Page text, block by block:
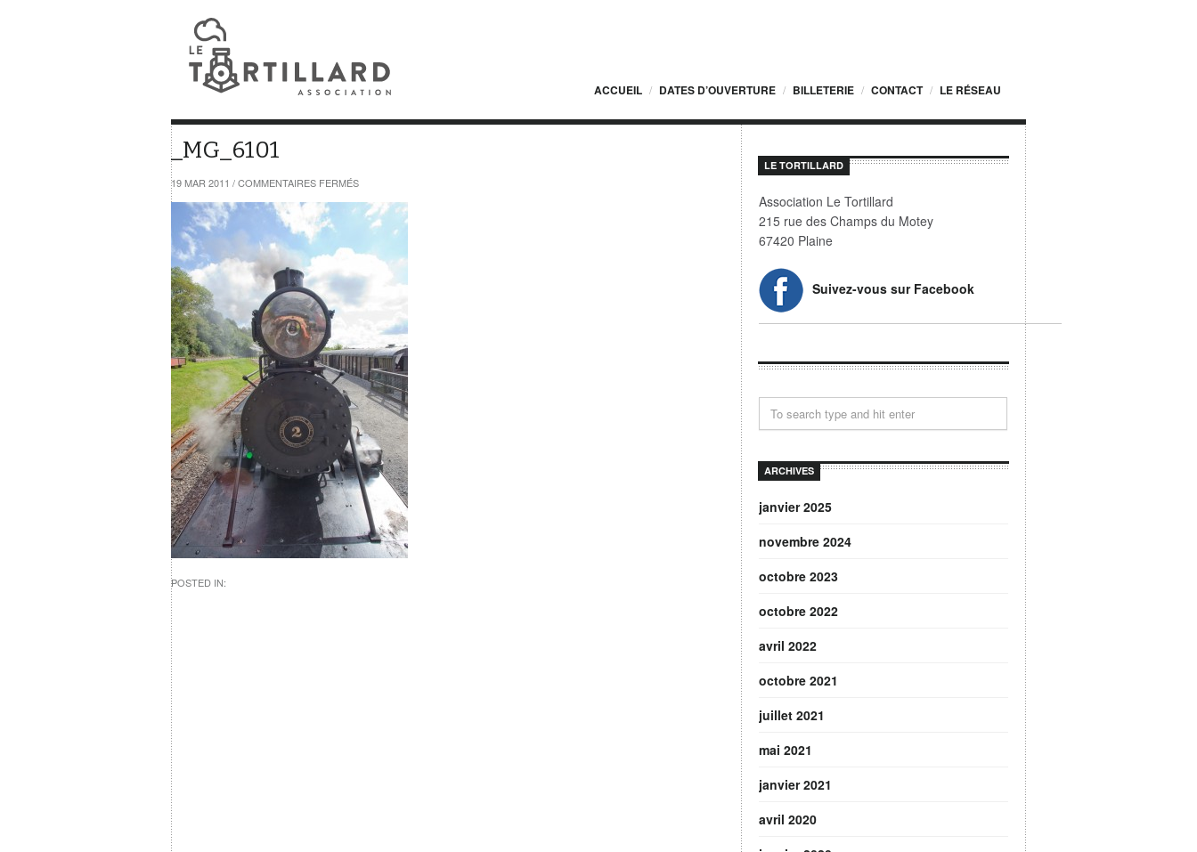
ACCUEIL DATES D’OUVERTURE BILLETERIE CONTACT LE RÉSEAU
_MG_6101
19 MAR 2011 /COMMENTAIRES FERMÉSSUR
POSTED IN:
LE TORTILLARD
Association Le Tortillard
215 rue des Champs du Motey
67420 Plaine
Suivez-vous sur Facebook
ARCHIVES
janvier 2025
novembre 2024
octobre 2023
octobre 2022
avril 2022
octobre 2021
juillet 2021
mai 2021
janvier 2021
avril 2020